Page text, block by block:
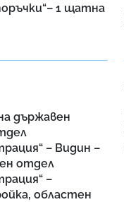
1 щатнa
държавен
– Видин –
отдел
–
областен